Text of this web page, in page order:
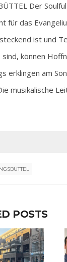
Der
für das
ist und
können
erklingen am
musikalische
POSTS